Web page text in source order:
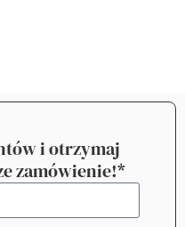
i otrzymaj
zamówienie!*